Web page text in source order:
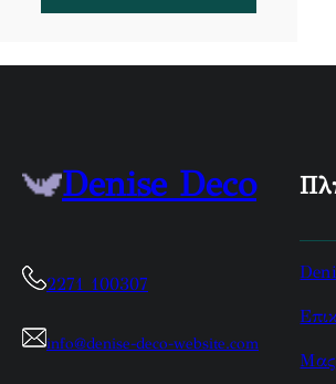
Denise Deco
2271 100307
info@denise-deco-website.com
Μας